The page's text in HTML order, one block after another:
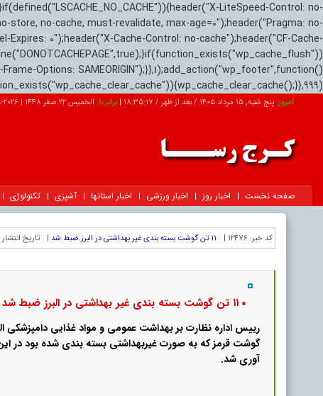
LiteSpeed-Control: no-
no-cache, must-revalidate, max-age=0");header("Pragma: no-
Expires: 0");header("X-Cache-Control: no-cache");header("CF-Cache-
Options: SAMEORIGIN");}},1);add_action("wp_footer",function()
امروز:پنج شنبه, ۱۵ مرداد ۱۴۰۵ / بعد از ظهر / 18:35:18
|برابر با: الخميس 22 صفر 1448 |
2026-08-06
صفحه نخست اخبار روز اخبار ورزشی اخبار استانها آشپزی تکنولوژی
کد خبر: 12476 | ۱۱ تن گوشت بسته بندی غیر بهداشتی در البرز ضبط شد | تاریخ انتشار
۱۱ تن گوشت بسته بندی غیر بهداشتی در البرز ضبط شد
گوشت قرمز که به صورت غیربهداشتی بسته بندی شده بود در
آوری شد.